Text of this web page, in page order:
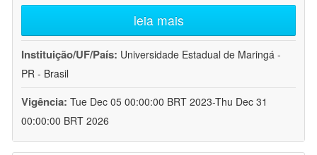
leia mais
Instituição/UF/País: Universidade Estadual de Maringá -
PR - Brasil
Vigência: Tue Dec 05 00:00:00 BRT 2023-Thu Dec 31
00:00:00 BRT 2026